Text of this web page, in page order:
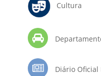
Cultura
Diário Oficial